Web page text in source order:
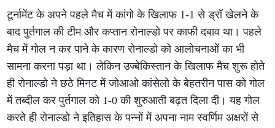
टूर्नामेंट के अपने पहले मैच में कांगो के खिलाफ 1-1 से ड्रॉ खेलने के
बाद पुर्तगाल की टीम और कप्तान रोनाल्डो पर काफी दबाव था। पहले
मैच में गोल न कर पाने के कारण रोनाल्डो को आलोचनाओं का भी
सामना करना पड़ा था। लेकिन उज्बेकिस्तान के खिलाफ मैच शुरू होते
ही रोनाल्डो ने छठे मिनट में जोआओ कांसेलो के बेहतरीन पास को गोल
में तब्दील कर पुर्तगाल को 1-0 की शुरुआती बढ़त दिला दी। यह गोल
करते ही रोनाल्डो ने इतिहास के पन्नों में अपना नाम स्वर्णिम अक्षरों से